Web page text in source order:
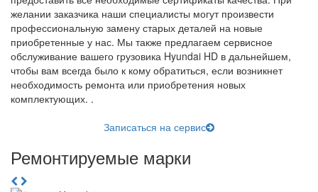
желании заказчика наши специалисты могут произвести
профессиональную замену старых деталей на новые
приобретенные у нас. Мы также предлагаем сервисное
обслуживание вашего грузовика Hyundai HD в дальнейшем,
чтобы вам всегда было к кому обратиться, если возникнет
необходимость ремонта или приобретения новых
комплектующих. .
Записаться на сервис
Ремонтируемые марки